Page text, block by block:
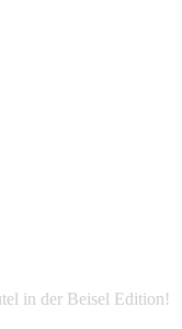
in der Beisel Edition!